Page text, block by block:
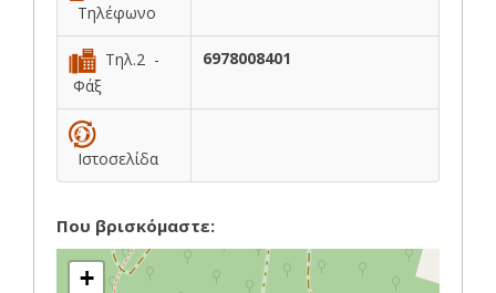
Τηλέφωνο
Τηλ.2 -
Φάξ
6978008401
Ιστοσελίδα
Που βρισκόμαστε:
+